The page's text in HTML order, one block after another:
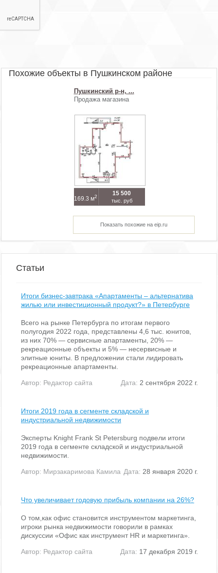
Похожие объекты в Пушкинском районе
Пушкинский р-н, ...
Продажа магазина
169.3 м2 15 500
тыс. руб
Показать похожие на eip.ru
Статьи
Итоги бизнес-завтрака «Апартаменты – альтернатива
жилью или инвестиционный продукт?» в Петербурге
Всего на рынке Петербурга по итогам первого
полугодия 2022 года, представлены 4,6 тыс. юнитов,
из них 70% — сервисные апартаменты, 20% —
рекреационные объекты и 5% — несервисные и
элитные юниты. В предложении стали лидировать
рекреационные апартаменты.
Автор: Редактор сайта Дата: 2 сентября 2022 г.
Итоги 2019 года в сегменте складской и
индустриальной недвижимости
Эксперты Knight Frank St Petersburg подвели итоги
2019 года в сегменте складской и индустриальной
недвижимости.
Автор: Мирзакаримова Камила Дата: 28 января 2020 г.
Что увеличивает годовую прибыль компании на 26%?
О том,как офис становится инструментом маркетинга,
игроки рынка недвижимости говорили в рамках
дискуссии «Офис как инструмент HR и маркетинга».
Автор: Редактор сайта Дата: 17 декабря 2019 г.